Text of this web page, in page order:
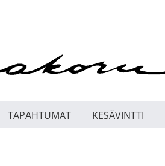
TAPAHTUMAT KESÄVINTTI